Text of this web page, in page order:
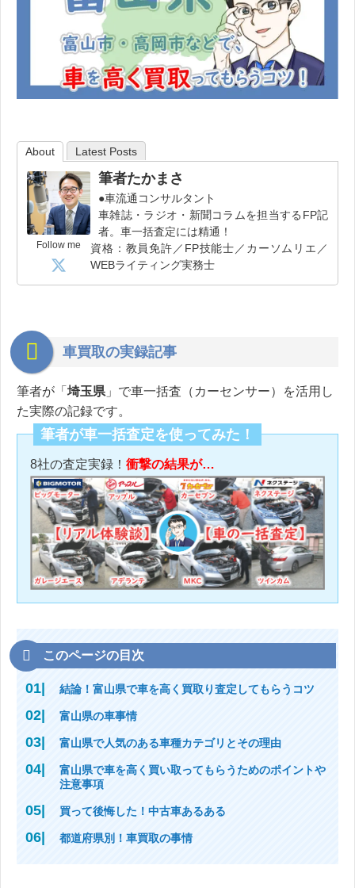
About Latest Posts
Follow me
筆者たかまさ
●車流通コンサルタント
車雑誌・ラジオ・新聞コラムを担当するFP記
者。車一括査定には精通！
資格：教員免許／FP技能士／カーソムリエ／
WEBライティング実務士
車買取の実録記事
筆者が「 埼玉県 」で車一括査（カーセンサー）を活用し
た実際の記録です。
筆者が車一括査定を使ってみた！
8社の査定実録！ 衝撃の結果が…
このページの目次
結論！富山県で車を高く買取り査定してもらうコツ
富山県の車事情
富山県で人気のある車種カテゴリとその理由
富山県で車を高く買い取ってもらうためのポイントや
注意事項
買って後悔した！中古車あるある
都道府県別！車買取の事情